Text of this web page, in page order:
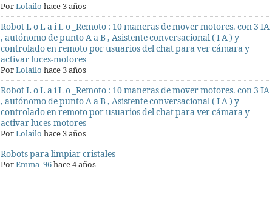
PorLolailo hace 3 años
Robot L o L a i L o _Remoto : 10 maneras de mover motores. con 3 IA
, autónomo de punto A a B , Asistente conversacional ( I A ) y
controlado en remoto por usuarios del chat para ver cámara y
activar luces-motores
PorLolailo hace 3 años
Robot L o L a i L o _Remoto : 10 maneras de mover motores. con 3 IA
, autónomo de punto A a B , Asistente conversacional ( I A ) y
controlado en remoto por usuarios del chat para ver cámara y
activar luces-motores
PorLolailo hace 3 años
Robots para limpiar cristales
PorEmma_96hace 4 años